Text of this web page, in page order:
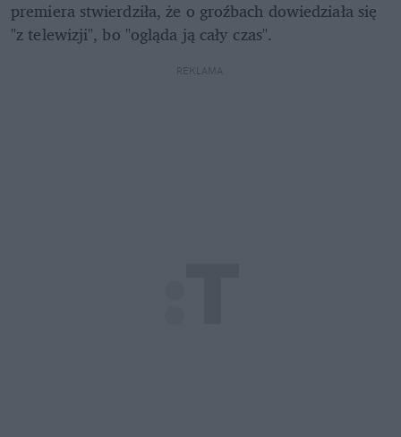
premiera stwierdziła, że o groźbach dowiedziała się
"z telewizji", bo "ogląda ją cały czas".
REKLAMA